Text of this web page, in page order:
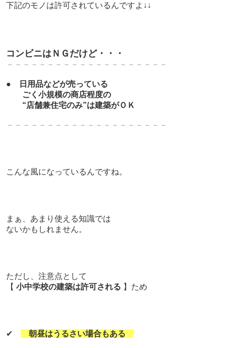
下記のモノは許可されているんですよ↓↓
コンビニはＮＧだけど・・・
－－－－－－－－－－－－－－－－－－－－
●
日用品などが売っている
ごく小規模の商店程度の
“店舗兼住宅のみ”は建築がＯＫ
－－－－－－－－－－－－－－－－－－－－
こんな風になっているんですね。
まぁ、あまり使える知識では
ないかもしれません。
ただし、注意点として
【 小中学校の建築は許可される 】ため
✔ 朝昼はうるさい場合もある